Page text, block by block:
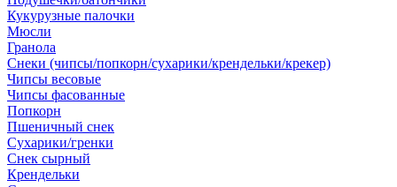
Кукурузные палочки
Мюсли
Гранола
Снеки (чипсы/попкорн/сухарики/крендельки/крекер)
Чипсы весовые
Чипсы фасованные
Попкорн
Пшеничный снек
Сухарики/гренки
Снек сырный
Крендельки